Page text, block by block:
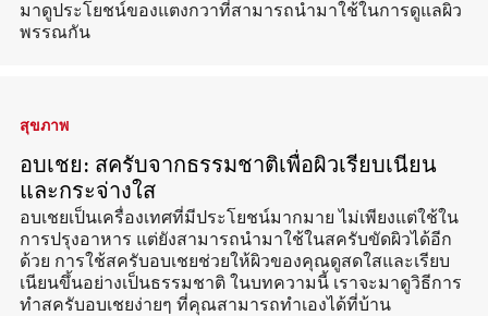
มาดูประโยชน์ของแตงกวาที่สามารถนำมาใช้ในการดูแลผิว
พรรณกัน
สุขภาพ
อบเชย: สครับจากธรรมชาติเพื่อผิวเรียบเนียน
และกระจ่างใส
อบเชยเป็นเครื่องเทศที่มีประโยชน์มากมาย ไม่เพียงแต่ใช้ใน
การปรุงอาหาร แต่ยังสามารถนำมาใช้ในสครับขัดผิวได้อีก
ด้วย การใช้สครับอบเชยช่วยให้ผิวของคุณดูสดใสและเรียบ
เนียนขึ้นอย่างเป็นธรรมชาติ ในบทความนี้ เราจะมาดูวิธีการ
ทำสครับอบเชยง่ายๆ ที่คุณสามารถทำเองได้ที่บ้าน